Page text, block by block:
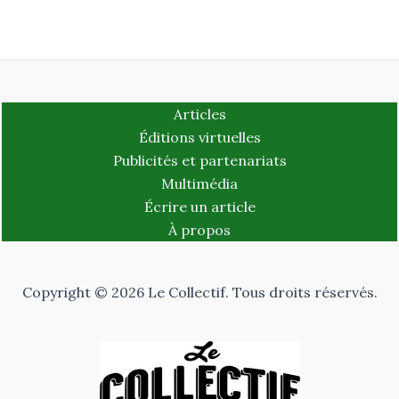
Articles
Éditions virtuelles
Publicités et partenariats
Multimédia
Écrire un article
À propos
Copyright © 2026 Le Collectif. Tous droits réservés.